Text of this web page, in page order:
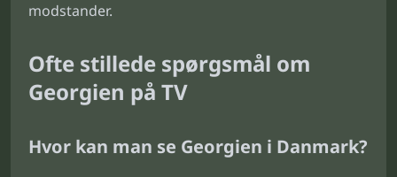
modstander.
Ofte stillede spørgsmål om
Georgien på TV
Hvor kan man se Georgien i Danmark?